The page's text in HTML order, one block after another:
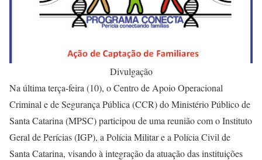
Divulgação
Na última terça-feira (10), o Centro de Apoio Operacional
Criminal e de Segurança Pública (CCR) do Ministério Público de
Santa Catarina (MPSC) participou de uma reunião com o Instituto
Geral de Perícias (IGP), a Polícia Militar e a Polícia Civil de
Santa Catarina, visando à integração da atuação das instituições